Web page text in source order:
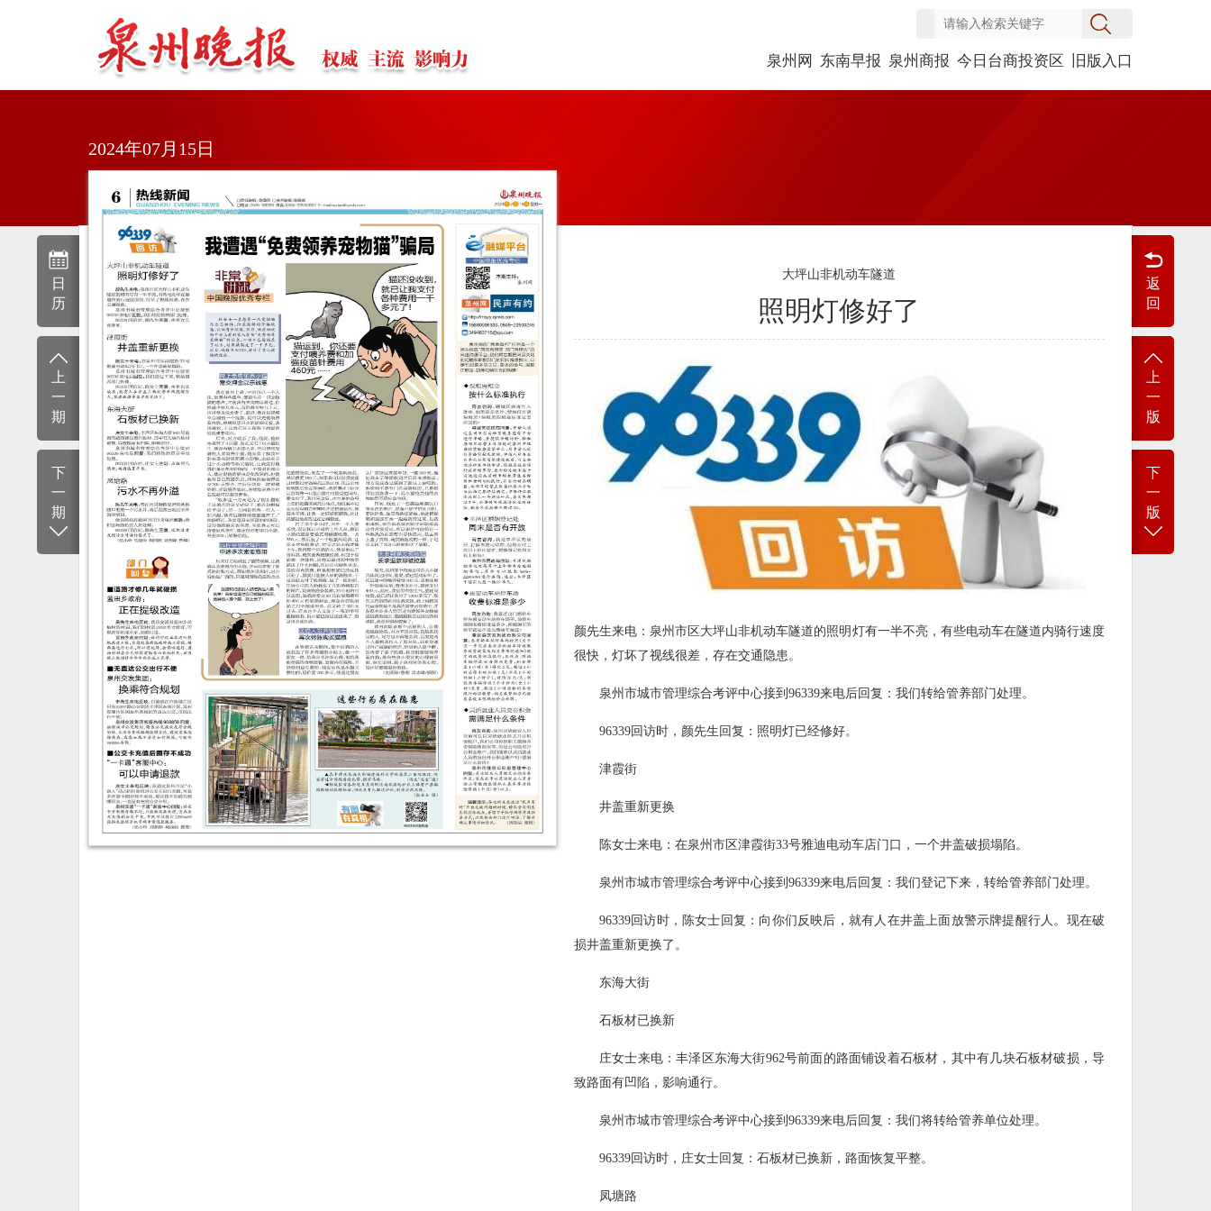
泉州网 东南早报 泉州商报 今日台商投资区 旧版入口
日
历
上
一
期
下
一
期
返
回
上
一
版
下
一
版
2024年07月15日
大坪山非机动车隧道
照明灯修好了
颜先生来电：泉州市区大坪山非机动车隧道的照明灯有一半不亮，有些电动车在隧道内骑行速度
很快，灯坏了视线很差，存在交通隐患。
泉州市城市管理综合考评中心接到96339来电后回复：我们转给管养部门处理。
96339回访时，颜先生回复：照明灯已经修好。
津霞街
井盖重新更换
陈女士来电：在泉州市区津霞街33号雅迪电动车店门口，一个井盖破损塌陷。
泉州市城市管理综合考评中心接到96339来电后回复：我们登记下来，转给管养部门处理。
96339回访时，陈女士回复：向你们反映后，就有人在井盖上面放警示牌提醒行人。现在破
损井盖重新更换了。
东海大街
石板材已换新
庄女士来电：丰泽区东海大街962号前面的路面铺设着石板材，其中有几块石板材破损，导
致路面有凹陷，影响通行。
泉州市城市管理综合考评中心接到96339来电后回复：我们将转给管养单位处理。
96339回访时，庄女士回复：石板材已换新，路面恢复平整。
凤塘路